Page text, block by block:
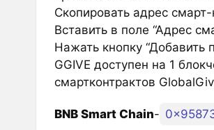
Скопировать адрес
Вставить в поле “Адрес
Нажать кнопку “Добавить
GGIVE доступен на 1
смартконтрактов
BNB Smart Chain-